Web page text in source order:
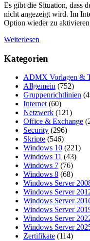
Es gibt die Situation, dass
nicht angezeigt wird. Im
Option wieder zu
Weiterlesen
Kategorien
ADMX Vorlagen &
Allgemein (752)
Gruppenrichtlinien
Internet (60)
Netzwerk (121)
Office & Exchange
Security (296)
Skripte (546)
Windows 10 (221)
Windows 11 (43)
Windows 7 (76)
Windows 8 (68)
Windows Server
Windows Server
Windows Server
Windows Server
Windows Server
Windows Server
Zertifikate (114)